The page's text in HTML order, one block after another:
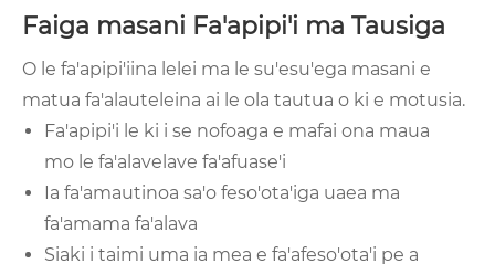
Faiga masani Fa'apipi'i ma Tausiga
O le fa'apipi'iina lelei ma le su'esu'ega masani e
matua fa'alauteleina ai le ola tautua o ki e motusia.
Fa'apipi'i le ki i se nofoaga e mafai ona maua
mo le fa'alavelave fa'afuase'i
Ia fa'amautinoa sa'o feso'ota'iga uaea ma
fa'amama fa'alava
Siaki i taimi uma ia mea e fa'afeso'ota'i pe a